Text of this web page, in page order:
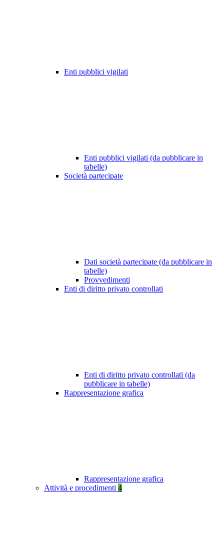
Enti pubblici vigilati
Enti pubblici vigilati (da pubblicare in
tabelle)
Società partecipate
Dati società partecipate (da pubblicare in
tabelle)
Provvedimenti
Enti di diritto privato controllati
Enti di diritto privato controllati (da
pubblicare in tabelle)
Rappresentazione grafica
Rappresentazione grafica
Attività e procedimenti 4